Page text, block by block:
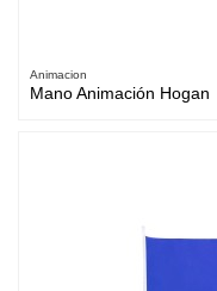
Animacion
Mano Animación Hogan